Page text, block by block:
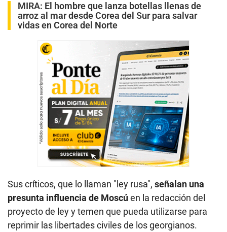
MIRA: El hombre que lanza botellas llenas de
arroz al mar desde Corea del Sur para salvar
vidas en Corea del Norte
Sus críticos, que lo llaman "ley rusa", señalan una
presunta influencia de Moscúen la redacción del
proyecto de ley y temen que pueda utilizarse para
reprimir las libertades civiles de los georgianos.